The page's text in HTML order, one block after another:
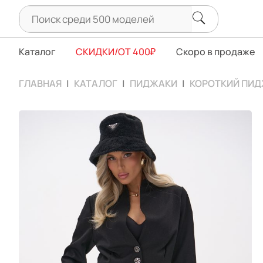
Каталог СКИДКИ/ОТ 400₽ Скоро в продаже
ГЛАВНАЯ КАТАЛОГ ПИДЖАКИ КОРОТКИЙ